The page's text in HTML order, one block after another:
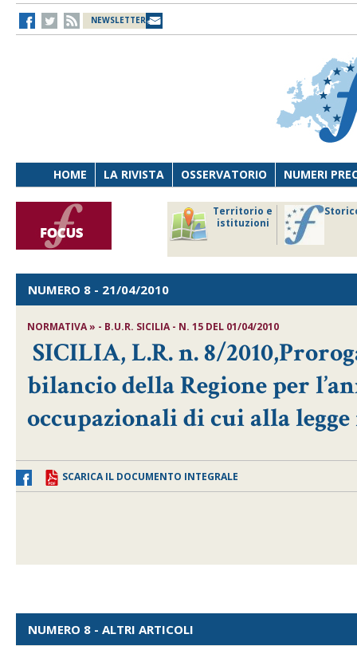
NEWSLETTER
HOME LA RIVISTA OSSERVATORIO NUMERI
Territorio e
istituzioni
NUMERO 8 - 21/04/2010
NORMATIVA » - B.U.R. SICILIA - N. 15 DEL 01/04/2010
SICILIA, L.R. n. 8/
bilancio della Regione per
occupazionali di cui alla legge
SCARICA IL DOCUMENTO INTEGRALE
NUMERO 8 - ALTRI ARTICOLI